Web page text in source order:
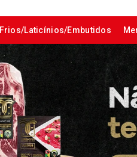
Frios/Laticínios/Embutidos